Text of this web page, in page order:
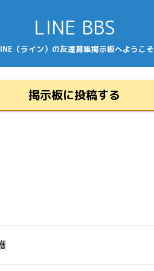
LINE BBS
（ライン）の友達募集掲示板へようこそ
掲示板に投稿する